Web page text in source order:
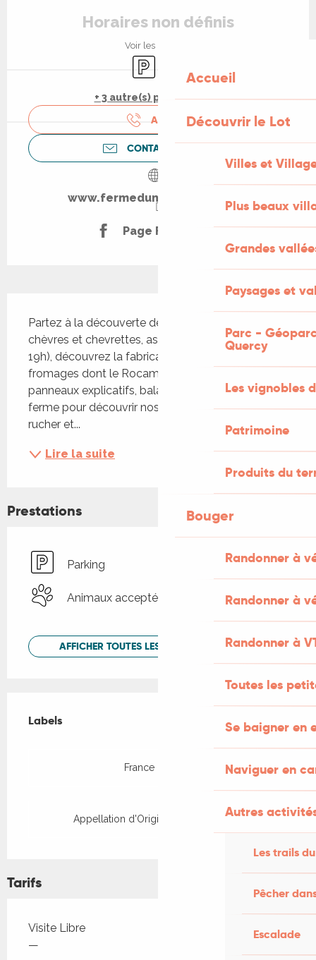
Accueil
Découvrir le Lot
Villes et
Plus beaux
Grandes
Paysages et
Parc -
Quercy
Les vignobles
Patrimoine
Produits du
Bouger
Randonner à
Randonner à
Randonner à
Toutes les
Se baigner en
Naviguer en
Autres
Les trails
Pêcher
Escalade
Horaires non définis
Voir les horaires
Parking
+ 3 autre(s) prestation(s)
APPELER
CONTACTEZ-NOUS
www.fermedumasdethomas.fr
Page Facebook
Partez à la découverte de notre élevage de 300
chèvres et chevrettes, assistez à la traîte (17h30-
19h), découvrez la fabrication de nos différents
fromages dont le Rocamadour AOP à l'aide de
panneaux explicatifs, baladez-vous autour de la
ferme pour découvrir nos autres productions : le
rucher et...
Lire la suite
Prestations
Parking
Animaux acceptés
AFFICHER TOUTES LES PRESTATIONS
Labels
Labels
France Passion
Appellation d'Origine Protégée (AOP)
Tarifs
Tarifs 2026
Visite Libre
—